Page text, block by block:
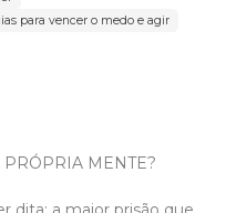
para vencer o medo e agir
MENTE?